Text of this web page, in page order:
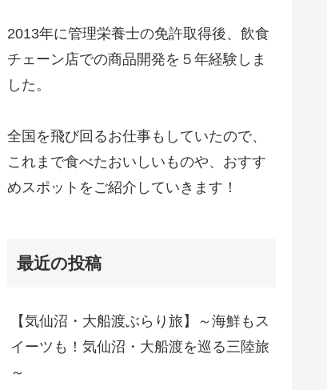
2013年に管理栄養士の免許取得後、飲食
チェーン店での商品開発を５年経験しま
した。
全国を飛び回るお仕事もしていたので、
これまで食べたおいしいものや、おすす
めスポットをご紹介していきます！
最近の投稿
【気仙沼・大船渡ぶらり旅】～海鮮もス
イーツも！気仙沼・大船渡を巡る三陸旅
～